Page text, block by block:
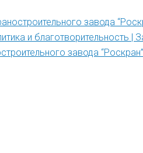
завода
и благотворительность
завода “Роскран”